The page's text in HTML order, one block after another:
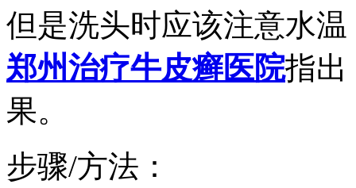
但是洗头时应该注意水
郑州治疗牛皮癣医院指出
果。
步骤/方法：